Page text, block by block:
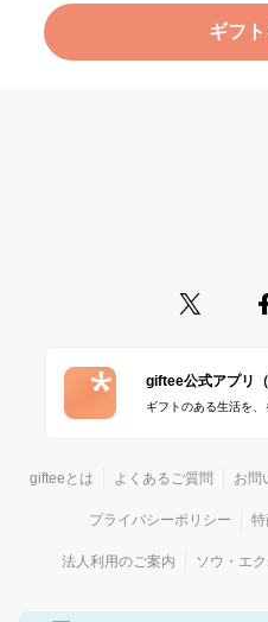
ギフ
giftee公式アプリ（
ギフトのある生活を、
gifteeとは よくあるご質問 お問
プライバシーポリシー
法人利用のご案内 ソウ・エ